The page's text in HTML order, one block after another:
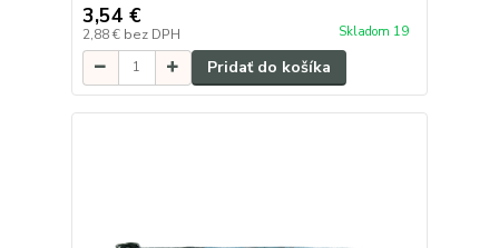
3,54 €
2,88 € bez DPH Skladom 19
Pridať do košíka